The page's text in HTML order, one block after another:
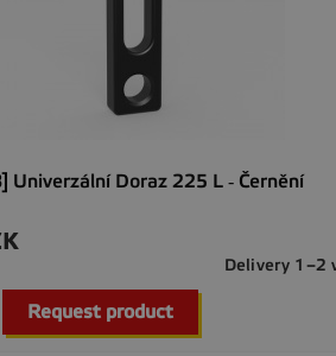
Univerzální Doraz 225 L ‐ Černění
Delivery 1–2
Request product